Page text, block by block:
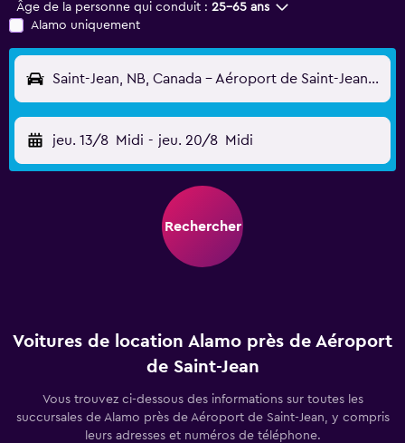
Âge de la personne qui conduit : 25-65 ans
Alamo uniquement
Saint-Jean, NB, Canada - Aéroport de Saint-Jean (YSJ)
jeu. 13/8 Midi - jeu. 20/8 Midi
Rechercher
Voitures de location Alamo près de Aéroport
de Saint-Jean
Vous trouvez ci-dessous des informations sur toutes les
succursales de Alamo près de Aéroport de Saint-Jean, y compris
leurs adresses et numéros de téléphone.